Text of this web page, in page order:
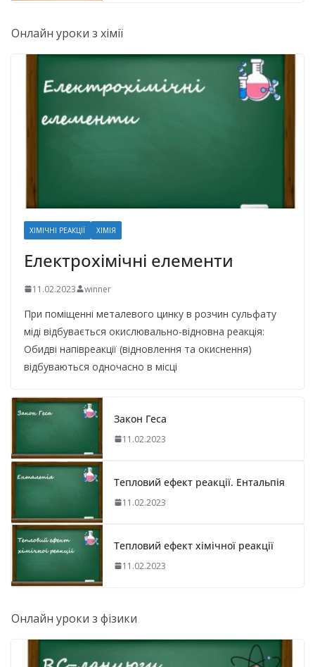
Онлайн уроки з хімії
ХІМІЧНІ РЕАКЦІЇ ХІМІЯ
Електрохімічні елементи
11.02.2023 winner
При поміщенні металевого цинку в розчин сульфату
міді відбувається окислювально-відновна реакція:
Обидві напівреакції (відновлення та окиснення)
відбуваються одночасно в місці
Закон Геса
11.02.2023
Тепловий ефект реакції. Ентальпія
11.02.2023
Тепловий ефект хімічної реакції
11.02.2023
Онлайн уроки з фізики